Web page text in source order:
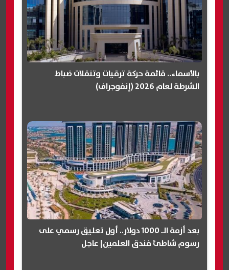
بالأسماء.. قائمة حركة ترقيات وتنقلات ضباط
الشرطة لعام 2026 (إنفوجراف)
بعد أزمة الـ 1000 دولار.. أول تعليق رسمي على
رسوم شاطئ فندق العلمين| عاجل